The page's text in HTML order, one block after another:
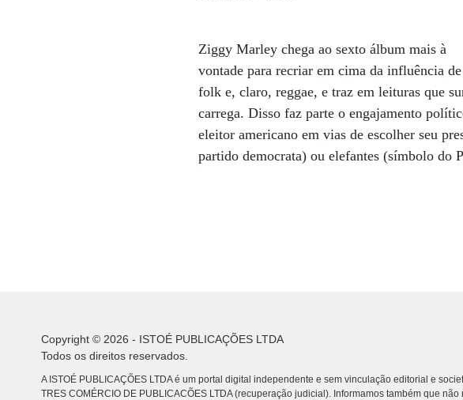
Ziggy Marley chega ao sexto álbum mais à
vontade para recriar em cima da influência
folk e, claro, reggae, e traz em leituras que
carrega. Disso faz parte o engajamento
eleitor americano em vias de escolher seu
partido democrata) ou elefantes (símbolo do
Copyright © 2026 - ISTOÉ PUBLICAÇÕES LTDA
Todos os direitos reservados.
A ISTOÉ PUBLICAÇÕES LTDA é um portal digital independente e sem vinculação editorial e
TRES COMÉRCIO DE PUBLICACÕES LTDA (recuperação judicial). Informamos também que não